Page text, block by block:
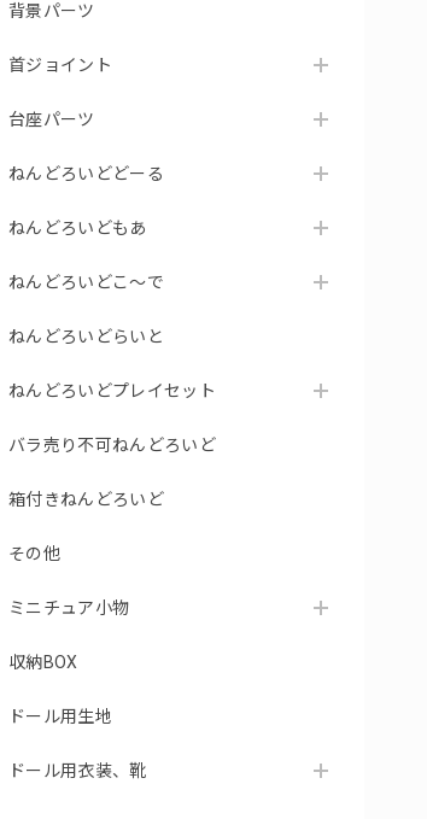
背景パーツ
首ジョイント
台座パーツ
ねんどろいどどーる
ねんどろいどもあ
ねんどろいどこ～で
ねんどろいどらいと
ねんどろいどプレイセット
バラ売り不可ねんどろいど
箱付きねんどろいど
その他
ミニチュア小物
収納BOX
ドール用生地
ドール用衣装、靴